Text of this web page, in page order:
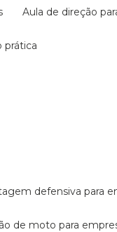
aula de direção
prática
defensiva para
de moto para